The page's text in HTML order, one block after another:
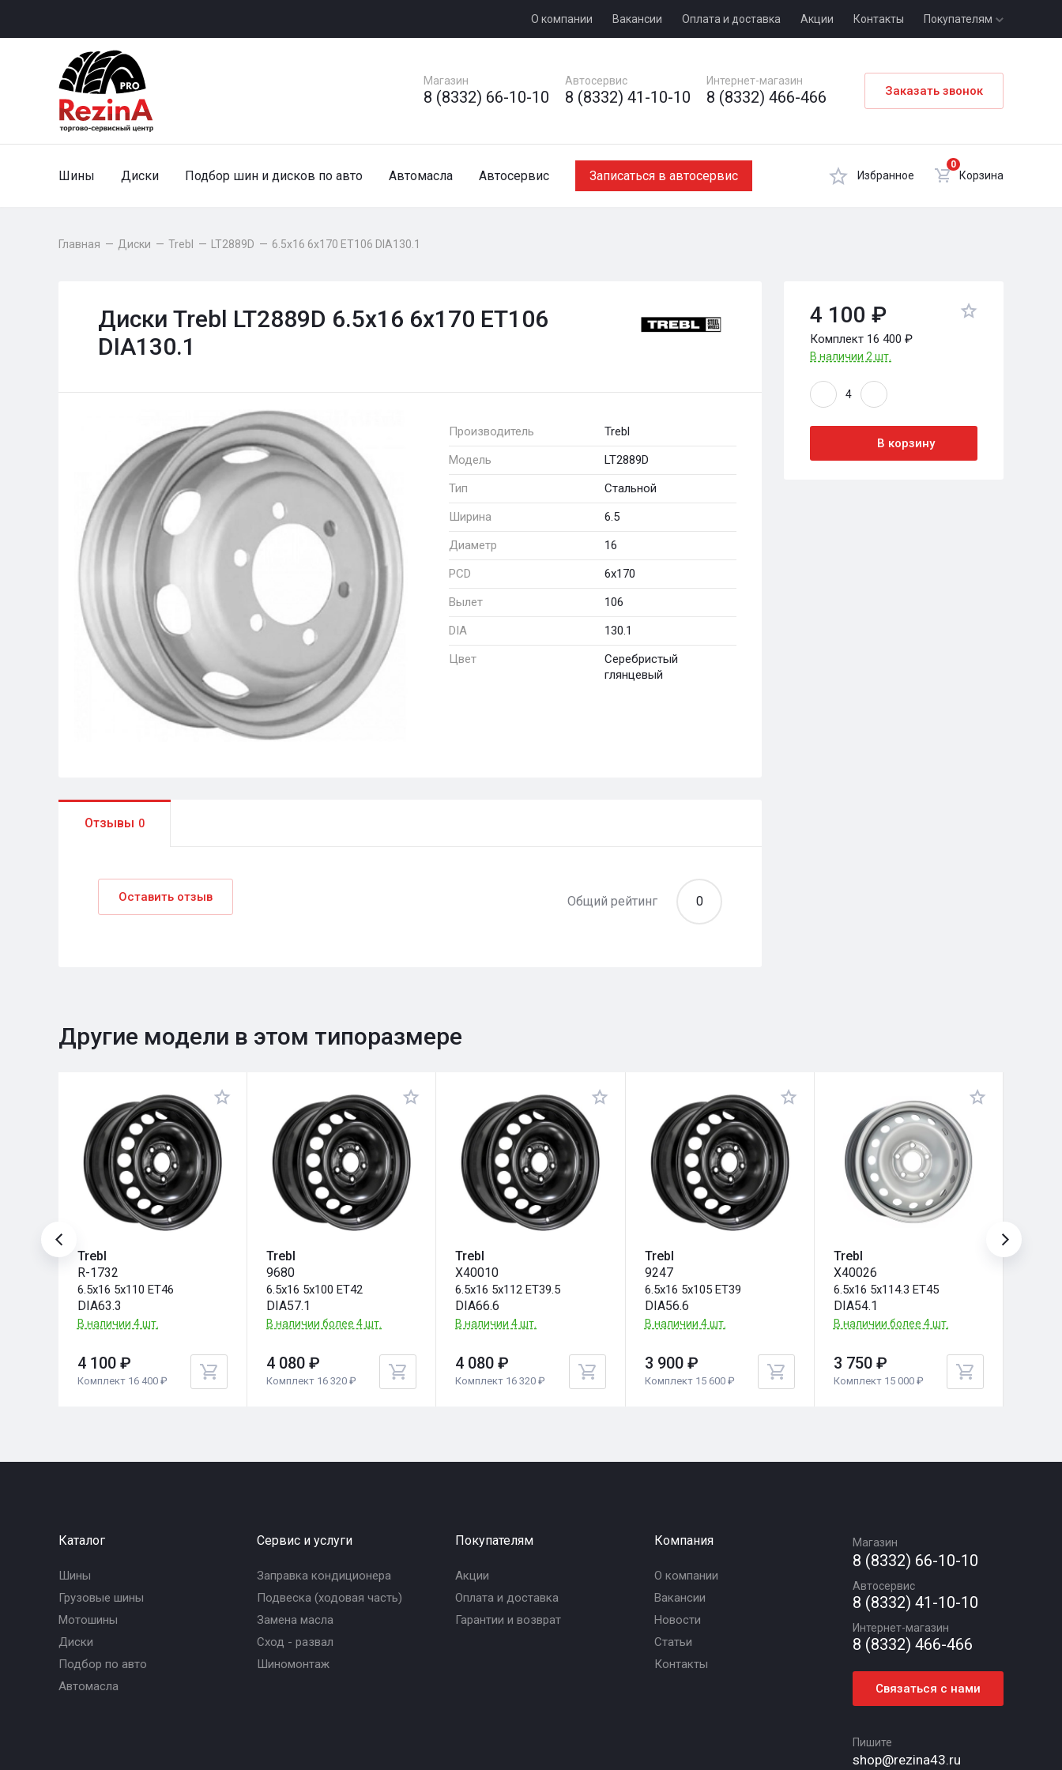
О компании Вакансии Оплата и доставка Акции Контакты Покупателям
Магазин
8 (8332) 66-10-10
Автосервис
8 (8332) 41-10-10
Интернет-магазин
8 (8332) 466-466 Заказать звонок
Шины Диски Подбор шин и дисков по авто Автомасла Автосервис Записаться в автосервис Избранное
0
Корзина
Главная — Диски — Trebl — LT2889D — 6.5x16 6x170 ET106 DIA130.1
Диски Trebl LT2889D 6.5x16 6x170 ET106
DIA130.1
Производитель
Trebl
Модель
LT2889D
Тип
Стальной
Ширина
6.5
Диаметр
16
PCD
6x170
Вылет
106
DIA
130.1
Цвет
Серебристый
глянцевый
Отзывы 0
Оставить отзыв Общий рейтинг 0
4 100 ₽
Комплект 16 400 ₽
В наличии 2 шт.
В корзину
Другие модели в этом типоразмере
Trebl
R-1732
6.5x16 5x110 ET46
DIA63.3
В наличии 4 шт.
4 100 ₽
Комплект 16 400 ₽
Trebl
9680
6.5x16 5x100 ET42
DIA57.1
В наличии более 4 шт.
4 080 ₽
Комплект 16 320 ₽
Trebl
X40010
6.5x16 5x112 ET39.5
DIA66.6
В наличии 4 шт.
4 080 ₽
Комплект 16 320 ₽
Trebl
9247
6.5x16 5x105 ET39
DIA56.6
В наличии 4 шт.
3 900 ₽
Комплект 15 600 ₽
Trebl
X40026
6.5x16 5x114.3 ET45
DIA54.1
В наличии более 4 шт.
3 750 ₽
Комплект 15 000 ₽
Каталог
Шины
Грузовые шины
Мотошины
Диски
Подбор по авто
Автомасла
Сервис и услуги
Заправка кондиционера
Подвеска (ходовая часть)
Замена масла
Сход - развал
Шиномонтаж
Покупателям
Акции
Оплата и доставка
Гарантии и возврат
Компания
О компании
Вакансии
Новости
Статьи
Контакты
Магазин
8 (8332) 66-10-10
Автосервис
8 (8332) 41-10-10
Интернет-магазин
8 (8332) 466-466
Связаться с нами
Пишите
shop@rezina43.ru